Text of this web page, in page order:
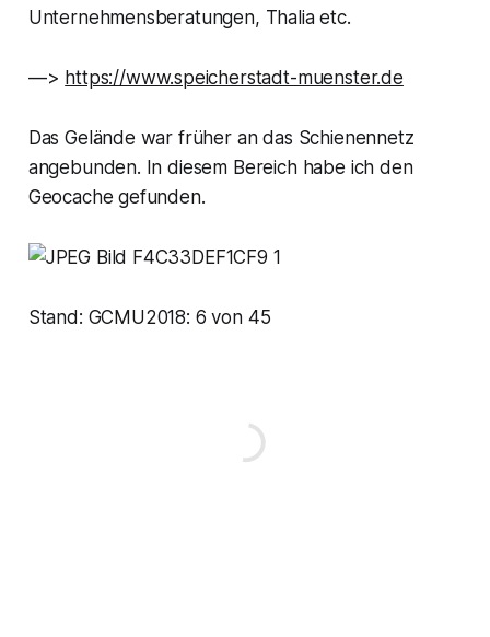
Unternehmensberatungen, Thalia etc.
—> https://www.speicherstadt-muenster.de
Das Gelände war früher an das Schienennetz
angebunden. In diesem Bereich habe ich den
Geocache gefunden.
Stand: GCMU2018: 6 von 45